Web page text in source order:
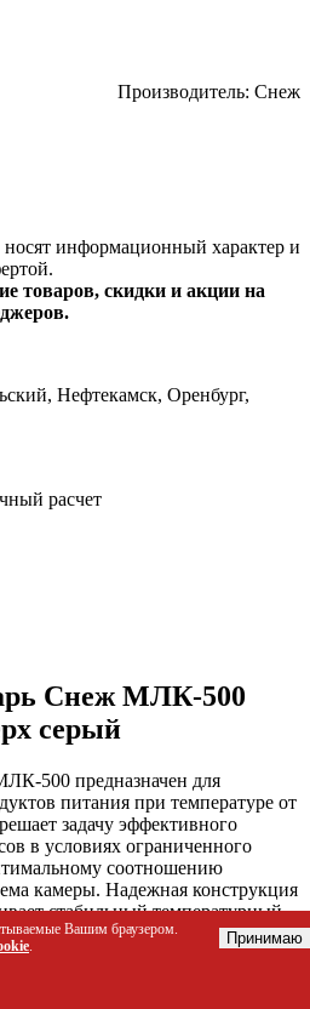
Производитель: Снеж
информационный характер и
товаров, скидки и акции на
Нефтекамск, Оренбург,
расчет
Снеж МЛК-500
серый
500 предназначен для
питания при температуре от
задачу эффективного
в условиях ограниченного
соотношению
камеры. Надежная конструкция
стабильный температурный
от внешних воздействий.
Вашим браузером.
. Принимаю